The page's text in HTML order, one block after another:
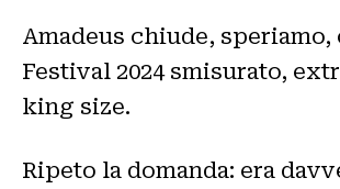
Amadeus chiude, speriamo,
Festival 2024 smisurato,
king size.
Ripeto la domanda: era